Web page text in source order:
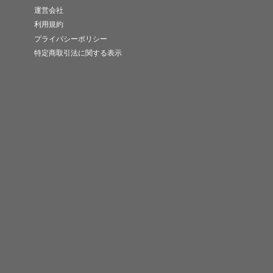
運営会社
利用規約
プライバシーポリシー
特定商取引法に関する表示